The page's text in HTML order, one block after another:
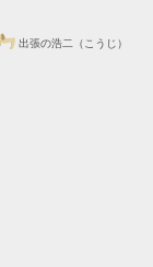
出張の浩二（こうじ）